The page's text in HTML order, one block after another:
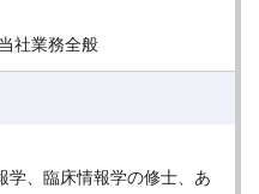
社業務全般
学、臨床情報学の修士、あ